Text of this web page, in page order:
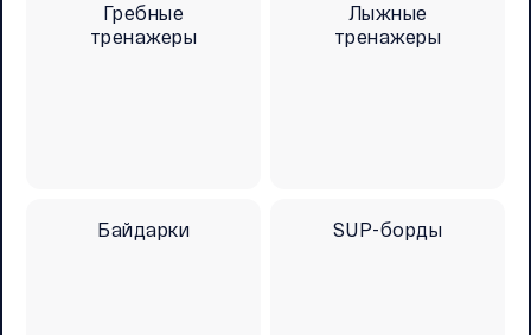
Гребные
тренажеры
Лыжные
тренажеры
Байдарки SUP-борды